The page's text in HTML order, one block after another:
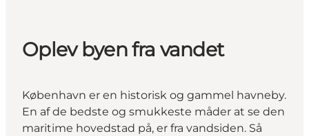
Oplev byen fra vandet
København er en historisk og gammel havneby.
En af de bedste og smukkeste måder at se den
maritime hovedstad på, er fra vandsiden. Så